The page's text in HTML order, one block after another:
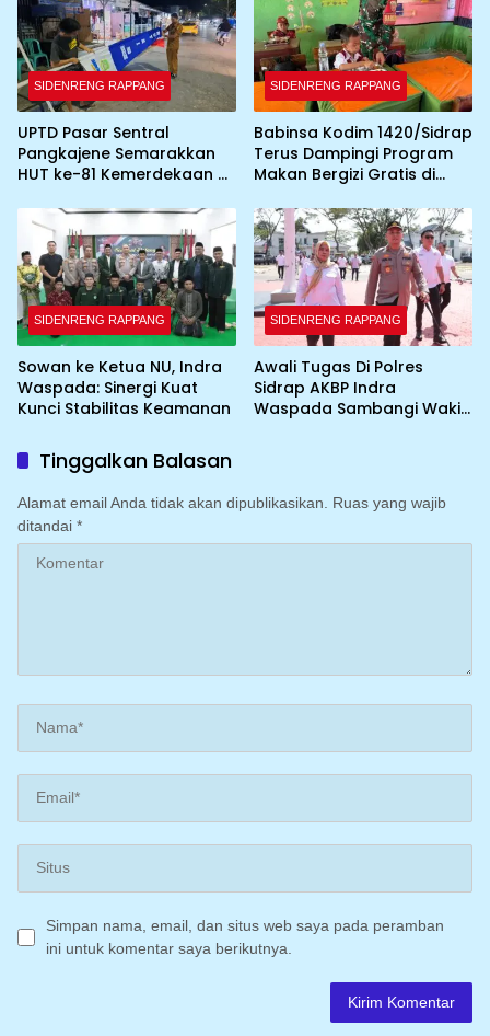
SIDENRENG RAPPANG
UPTD Pasar Sentral
Pangkajene Semarakkan
HUT ke-81 Kemerdekaan RI
Umbul-Umbul dan
Dekorasi Merah Putih
SIDENRENG RAPPANG
Babinsa Kodim 1420/Sidrap
Terus Dampingi Program
Makan Bergizi Gratis di
SIDENRENG RAPPANG
Sowan ke Ketua NU, Indra
Waspada: Sinergi Kuat
Kunci Stabilitas Keamanan
SIDENRENG RAPPANG
Awali Tugas Di Polres
Sidrap AKBP Indra
Waspada Sambangi Wakil
Tinggalkan Balasan
Alamat email Anda tidak akan dipublikasikan.
Ruas yang wajib
ditandai *
Simpan nama, email, dan situs web saya pada peramban
ini untuk komentar saya berikutnya.